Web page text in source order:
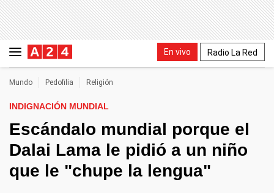
En vivo Radio La Red
Mundo Pedofilia Religión
INDIGNACIÓN MUNDIAL
Escándalo mundial porque el
Dalai Lama le pidió a un niño
que le "chupe la lengua"